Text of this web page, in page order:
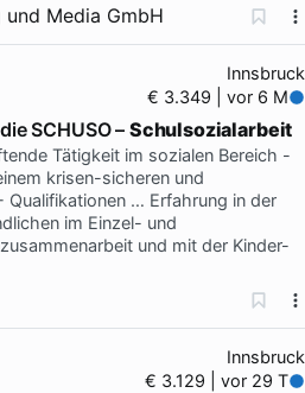
und Media GmbH
Innsbruck
€ 3.349 | vor 6 M
SCHUSO – Schulsozialarbeit
Tätigkeit im sozialen Bereich -
krisen-sicheren und
Qualifikationen … Erfahrung in der
im Einzel- und
und mit der Kinder-
Innsbruck
€ 3.129 | vor 29 T